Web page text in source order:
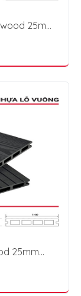
25mm
25mm